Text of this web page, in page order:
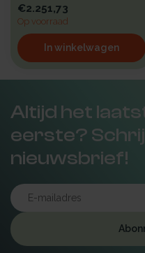
€2.251,73
Op voorraad
In winkelwagen
Altijd het
eerste?
nieuwsbrief!